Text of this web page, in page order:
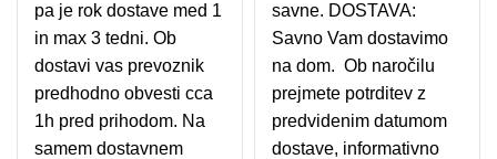
pa je rok dostave med 1
in max 3 tedni. Ob
dostavi vas prevoznik
predhodno obvesti cca
1h pred prihodom. Na
samem dostavnem
savne. DOSTAVA:
Savno Vam dostavimo
na dom. Ob naročilu
prejmete potrditev z
predvidenim datumom
dostave, informativno